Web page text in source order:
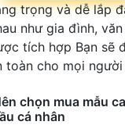
trọng và dễ lắp
như gia đình,
tích hợp Bạn sẽ
toàn cho mọi
chọn mua mẫu
cá nhân